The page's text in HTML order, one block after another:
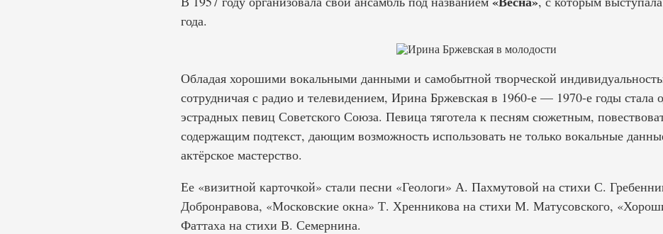
года.
Обладая хорошими вокальными данными и самобытной творческой
сотрудничая с радио и телевидением, Ирина Бржевская в 1960-е — 1970-е годы стала
эстрадных певиц Советского Союза. Певица тяготела к песням сюжетным,
содержащим подтекст, дающим возможность использовать не только вокальные
актёрское мастерство.
Ее «визитной карточкой» стали песни «Геологи» А. Пахмутовой на стихи С.
Добронравова, «Московские окна» Т. Хренникова на стихи М. Матусовского,
Фаттаха на стихи В. Семернина.